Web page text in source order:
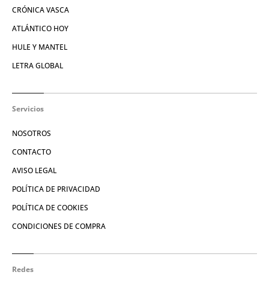
CRÓNICA VASCA
ATLÁNTICO HOY
HULE Y MANTEL
LETRA GLOBAL
Servicios
NOSOTROS
CONTACTO
AVISO LEGAL
POLÍTICA DE PRIVACIDAD
POLÍTICA DE COOKIES
CONDICIONES DE COMPRA
Redes